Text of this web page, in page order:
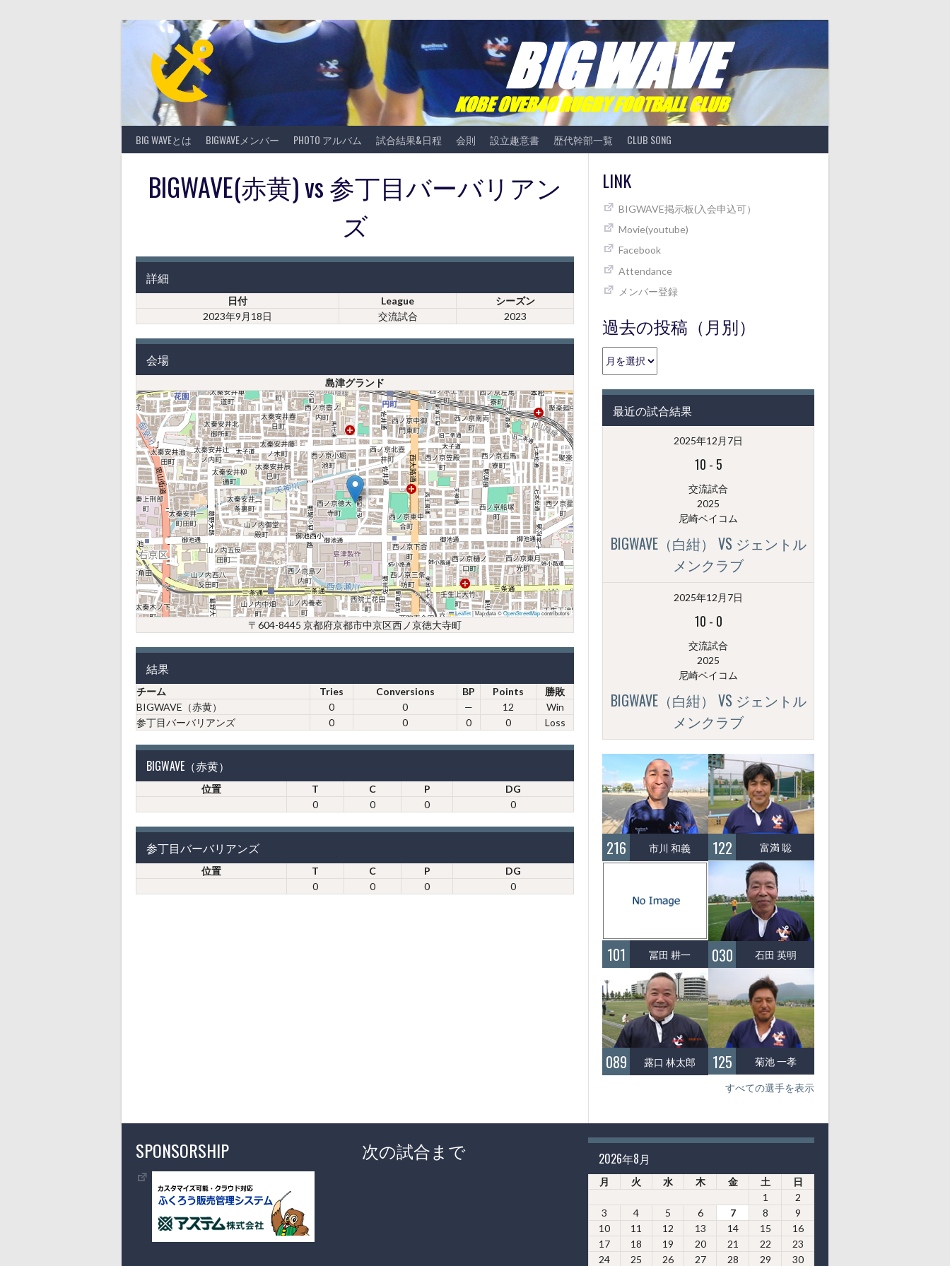
BIG WAVEとは BIGWAVEメンバー PHOTO アルバム 試合結果&日程 会則 設立趣意書 歴代幹部一覧 CLUB SONG
BIGWAVE(赤黄) vs 参丁目バーバリアン
ズ
詳細
日付 League
シーズン
2023年9月18日
交流試合 2023
会場
島津グランド
Leaflet|Map data ©OpenStreetMapcontributors
〒604-8445 京都府京都市中京区西ノ京徳大寺町
結果
チーム Tries Conversions BP Points
勝敗
BIGWAVE（赤黄）
0 0 — 12
Win
参丁目バーバリアンズ
0 0 0 0 Loss
BIGWAVE（赤黄）
位置 T C P
DG
0
0 0 0
参丁目バーバリアンズ
位置 T C P
DG
0
0 0 0
LINK
BIGWAVE掲示板(入会申込可）
Movie(youtube)
Facebook
Attendance
メンバー登録
過去の投稿（月別）
去
投
（月
最近の試合結果
2025年12月7日
10 - 5
交流試合
2025
尼崎ベイコム
BIGWAVE（白紺） VS ジェントル
メンクラブ
2025年12月7日
10 - 0
交流試合
2025
尼崎ベイコム
BIGWAVE（白紺） VS ジェントル
メンクラブ
216 市川 和義 122 富満 聡
101 冨田 耕一 030 石田 英明
089 露口 林太郎 125 菊池 一孝
すべての選手を表示
SPONSORSHIP 次の試合まで 2026年8月
月 火 水 木 金 土
日
1
2
3
4 5 6 7 8
9
10
11 12 13 14 15
16
17
18 19 20 21 22
23
24
25 26 27 28 29 30